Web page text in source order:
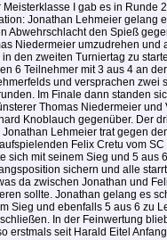
Meisterklasse I gab es in Runde
Jonathan Lehmeier gelang
Abwehrschlacht den Spieß
Niedermeier umzudrehen und
in den zweiten Turniertag zu
6 Teilnehmer mit 3 aus 4 an
und versprachen zwei
Im Finale dann standen
Thomas Niedermeier
Knoblauch gegenüber. Der
Jonathan Lehmeier trat gegen
Felix Cretu vom
sich mit seinem Sieg und 5 aus
sichern und alle
da zwischen Jonathan und
sollte. Jonathan gelang es
Sieg und ebenfalls 5 aus 6 zu
In der Feinwertung
erstmals seit Harald Eitel